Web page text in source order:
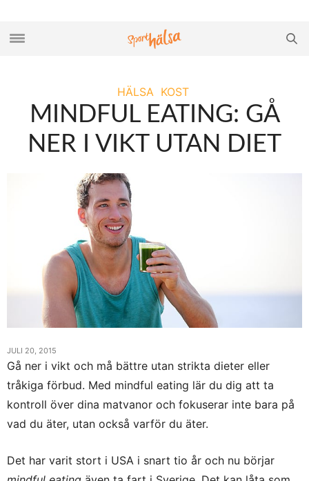
HÄLSA KOST
MINDFUL EATING: GÅ
NER I VIKT UTAN DIET
JULI 20, 2015
Gå ner i vikt och må bättre utan strikta dieter eller
tråkiga förbud. Med mindful eating lär du dig att ta
kontroll över dina matvanor och fokuserar inte bara på
vad du äter, utan också varför du äter.
Det har varit stort i USA i snart tio år och nu börjar